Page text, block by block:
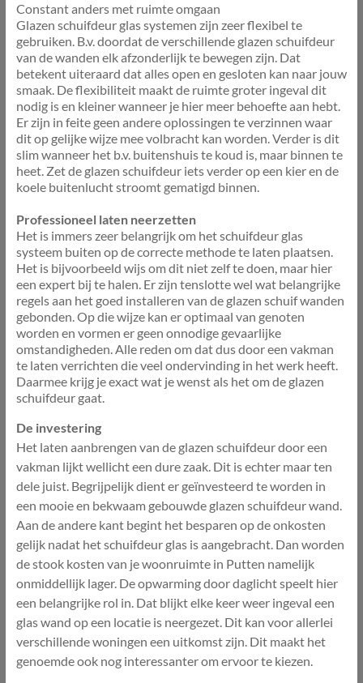
Constant anders met ruimte omgaan
Glazen schuifdeur glas systemen zijn zeer flexibel te
gebruiken. B.v. doordat de verschillende glazen schuifdeur
van de wanden elk afzonderlijk te bewegen zijn. Dat
betekent uiteraard dat alles open en gesloten kan naar jouw
smaak. De flexibiliteit maakt de ruimte groter ingeval dit
nodig is en kleiner wanneer je hier meer behoefte aan hebt.
Er zijn in feite geen andere oplossingen te verzinnen waar
dit op gelijke wijze mee volbracht kan worden. Verder is dit
slim wanneer het b.v. buitenshuis te koud is, maar binnen te
heet. Zet de glazen schuifdeur iets verder op een kier en de
koele buitenlucht stroomt gematigd binnen.
Professioneel laten neerzetten
Het is immers zeer belangrijk om het schuifdeur glas
systeem buiten op de correcte methode te laten plaatsen.
Het is bijvoorbeeld wijs om dit niet zelf te doen, maar hier
een expert bij te halen. Er zijn tenslotte wel wat belangrijke
regels aan het goed installeren van de glazen schuif wanden
gebonden. Op die wijze kan er optimaal van genoten
worden en vormen er geen onnodige gevaarlijke
omstandigheden. Alle reden om dat dus door een vakman
te laten verrichten die veel ondervinding in het werk heeft.
Daarmee krijg je exact wat je wenst als het om de glazen
schuifdeur gaat.
De investering
Het laten aanbrengen van de glazen schuifdeur door een
vakman lijkt wellicht een dure zaak. Dit is echter maar ten
dele juist. Begrijpelijk dient er geïnvesteerd te worden in
een mooie en bekwaam gebouwde glazen schuifdeur wand.
Aan de andere kant begint het besparen op de onkosten
gelijk nadat het schuifdeur glas is aangebracht. Dan worden
de stook kosten van je woonruimte in Putten namelijk
onmiddellijk lager. De opwarming door daglicht speelt hier
een belangrijke rol in. Dat blijkt elke keer weer ingeval een
glas wand op een locatie is neergezet. Dit kan voor allerlei
verschillende woningen een uitkomst zijn. Dit maakt het
genoemde ook nog interessanter om ervoor te kiezen.